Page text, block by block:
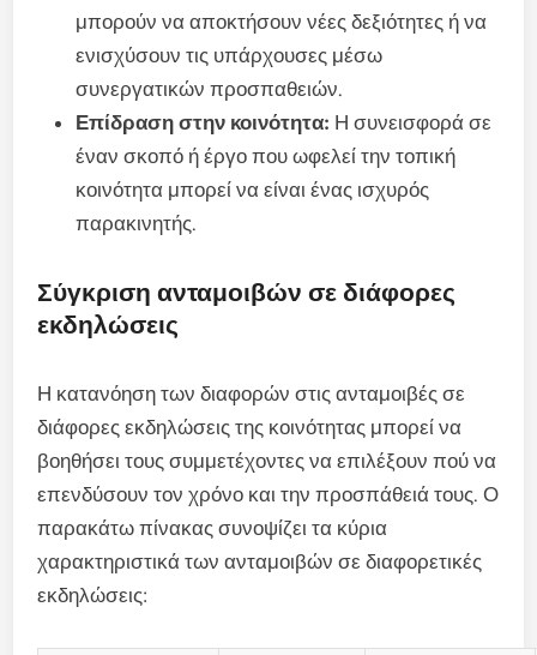
μπορούν να αποκτήσουν νέες δεξιότητες ή να
ενισχύσουν τις υπάρχουσες μέσω
συνεργατικών προσπαθειών.
Επίδραση στην κοινότητα: Η συνεισφορά σε
έναν σκοπό ή έργο που ωφελεί την τοπική
κοινότητα μπορεί να είναι ένας ισχυρός
παρακινητής.
Σύγκριση ανταμοιβών σε διάφορες
εκδηλώσεις
Η κατανόηση των διαφορών στις ανταμοιβές σε
διάφορες εκδηλώσεις της κοινότητας μπορεί να
βοηθήσει τους συμμετέχοντες να επιλέξουν πού να
επενδύσουν τον χρόνο και την προσπάθειά τους. Ο
παρακάτω πίνακας συνοψίζει τα κύρια
χαρακτηριστικά των ανταμοιβών σε διαφορετικές
εκδηλώσεις: